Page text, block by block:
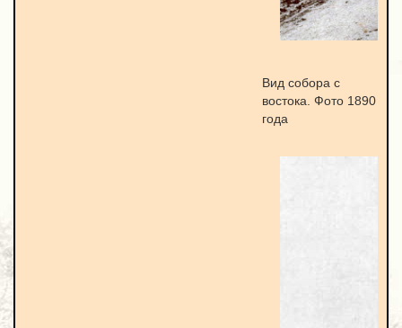
Вид собора с
востока. Фото 1890
года